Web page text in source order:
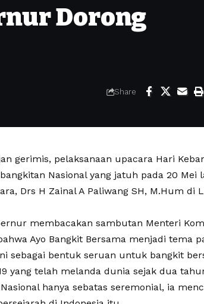
Dorong
Share
gerimis, pelaksanaan upacara Hari
Nasional yang jatuh pada 20 Mei
Drs H Zainal A Paliwang SH, M.Hum di
membacakan sambutan Menteri
Ayo Bangkit Bersama menjadi tema
sebagai bentuk seruan untuk bangkit
yang telah melanda dunia sejak dua
hanya sebatas seremonial, ia